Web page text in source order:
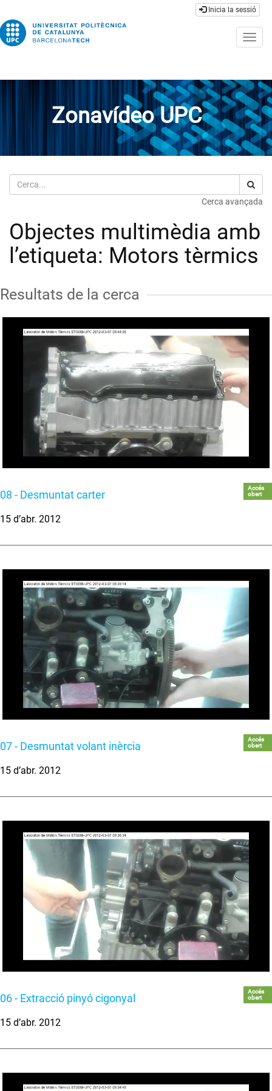
Inicia la sessió
Zonavídeo UPC
Cerca
Cerca avançada
Objectes multimèdia amb
l’etiqueta: Motors tèrmics
Resultats de la cerca
08 - Desmuntat carter
Accés
obert
15 d’abr. 2012
07 - Desmuntat volant inèrcia
Accés
obert
15 d’abr. 2012
06 - Extracció pinyó cigonyal
Accés
obert
15 d’abr. 2012